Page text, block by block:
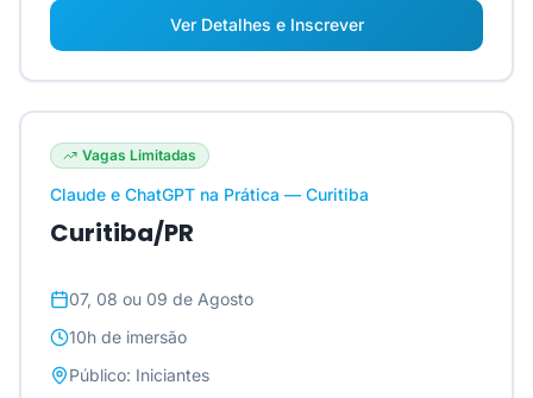
Ver Detalhes e Inscrever
Vagas Limitadas
Claude e ChatGPT na Prática — Curitiba
Curitiba/PR
07, 08 ou 09 de Agosto
10h de imersão
Público: Iniciantes